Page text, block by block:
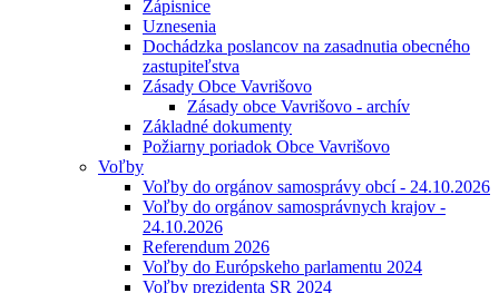
Zápisnice
Uznesenia
Dochádzka poslancov na zasadnutia obecného
zastupiteľstva
Zásady Obce Vavrišovo
Zásady obce Vavrišovo - archív
Základné dokumenty
Požiarny poriadok Obce Vavrišovo
Voľby
Voľby do orgánov samosprávy obcí - 24.10.2026
Voľby do orgánov samosprávnych krajov -
24.10.2026
Referendum 2026
Voľby do Európskeho parlamentu 2024
Voľby prezidenta SR 2024